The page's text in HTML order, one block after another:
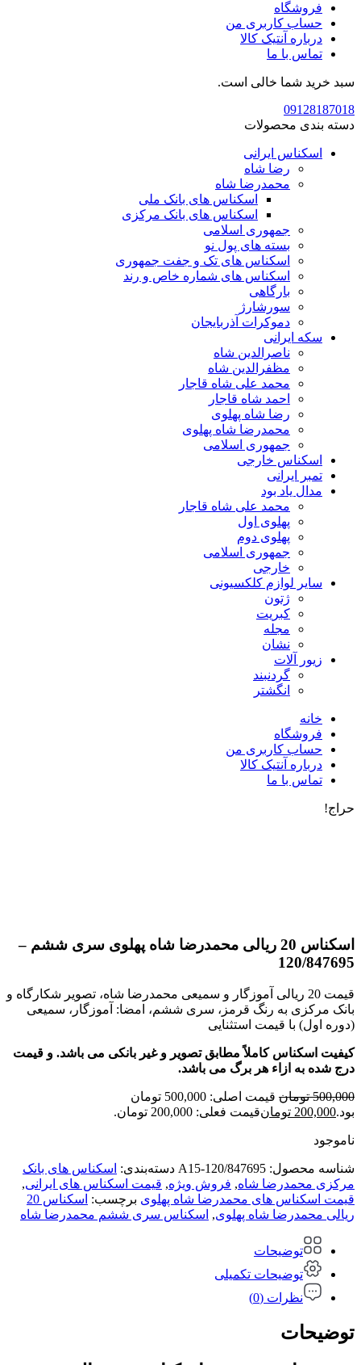
فروشگاه
حساب کاربری من
درباره آنتیک کالا
تماس با ما
سبد خرید شما خالی است.
09128187018
دسته بندی محصولات
اسکناس ایرانی
رضا شاه
محمدرضا شاه
اسکناس های بانک ملی
اسکناس های بانک مرکزی
جمهوری اسلامی
بسته های پول نو
اسکناس های تک و جفت جمهوری
اسکناس های شماره خاص و رند
بارگاهی
سورشارژ
دموکرات آذربایجان
سکه ایرانی
ناصرالدین شاه
مظفرالدین شاه
محمد علی شاه قاجار
احمد شاه قاجار
رضا شاه پهلوی
محمدرضا شاه پهلوی
جمهوری اسلامی
اسکناس خارجی
تمبر ایرانی
مدال یاد بود
محمد علی شاه قاجار
پهلوی اول
پهلوی دوم
جمهوری اسلامی
خارجی
سایر لوازم کلکسیونی
ژتون
کبریت
مجله
نشان
زیور آلات
گردنبند
انگشتر
خانه
فروشگاه
حساب کاربری من
درباره آنتیک کالا
تماس با ما
حراج!
اسکناس 20 ریالی محمدرضا شاه پهلوی سری ششم –
120/847695
قیمت 20 ریالی آموزگار و سمیعی محمدرضا شاه، تصویر شکارگاه و
بانک مرکزی به رنگ قرمز، سری ششم، امضا: آموزگار، سمیعی
(دوره اول) با قیمت استثنایی
کیفیت اسکناس کاملاً مطابق تصویر و غیر بانکی می باشد. و قیمت
درج شده به ازاء هر برگ می باشد.
500,000 تومان
قیمت اصلی: 500,000 تومان
بود.200,000 تومانقیمت فعلی: 200,000 تومان.
ناموجود
شناسه محصول: A15-120/847695 دسته‌بندی: اسکناس های بانک
مرکزی محمدرضا شاه, فروش ویژه, قیمت اسکناس های ایرانی,
قیمت اسکناس های محمدرضا شاه پهلوی برچسب:
اسکناس 20
ریالی محمدرضا شاه پهلوی, اسکناس سری ششم محمدرضا شاه
توضیحات
توضیحات تکمیلی
نظرات (0)
توضیحات